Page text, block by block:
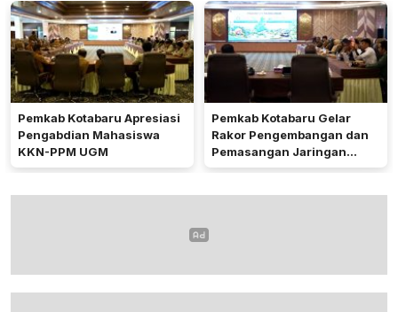
4,3 Triliun
Pemkab Kotabaru Apresiasi
Pengabdian Mahasiswa
KKN-PPM UGM
Pemkab Kotabaru Gelar
Rakor Pengembangan dan
Pemasangan Jaringan
Listrik PLN